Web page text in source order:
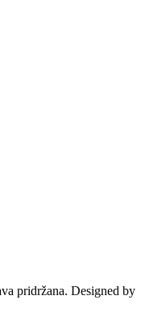
pridržana. Designed by